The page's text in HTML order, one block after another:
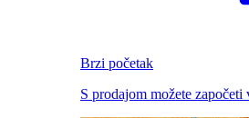
Brzi početak
S prodajom možete započeti